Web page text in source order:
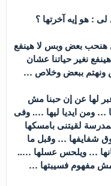
: هو إيه آخرتها ؟
هنحب بعض وبس لا هينفع
نغير حياتنا عشان
ونهتم ببعض وخلاص …
لها عن إن حبنا مش
… ومن ايديا ليها …. وفى
لقيتنى بامسكها
شفايفها … وقبل ما
… ويلحس عسلها …..
مفهوم فسيبتها …